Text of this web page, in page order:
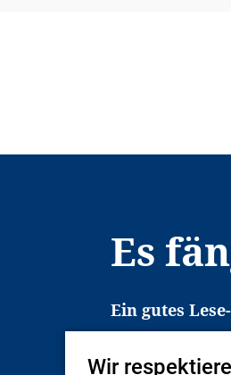
Es
Ein gutes
Es erleichtert
Jugendliche in
Wir